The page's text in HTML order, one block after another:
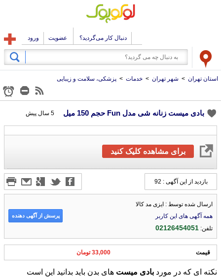
دنبال کار می‌گردید؟ عضویت ورود
استان تهران > شهر تهران > خدمات > پزشکی، سلامت و زیبایی
بادی میست زنانه شی مدل Fun حجم 150 میل 5 سال پیش
برای مشاهده کلیک کنید
بازدید از این آگهی : 92
ارسال شده توسط : ایزی مد کالا
همه آگهی های این کاربر
تلفن:02126454051
پرسش از آگهی دهنده
قیمت 33,000 تومان
نکته ای که در مورد بادی میست های بدن باید بدانید این است